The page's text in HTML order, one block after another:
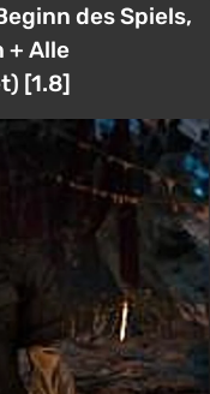
des Spiels,
+ Alle
[1.8]